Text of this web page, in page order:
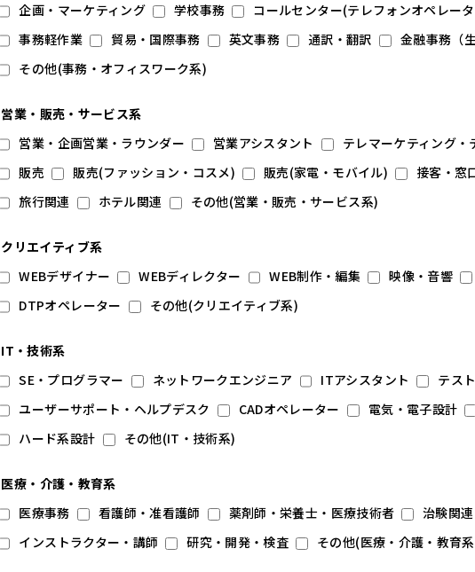
企画・マーケティング
学校事務 コールセンター(テレフォンオペレー
事務軽作業
貿易・国際事務 英文事務 通訳・翻訳
金融事務（
その他(事務・オフィスワーク系)
営業・販売・サービス系
営業・企画営業・ラウンダー
営業アシスタント テレマーケティング・
販売
販売(ファッション・コスメ) 販売(家電・モバイル) 接客・窓
旅行関連
ホテル関連 その他(営業・販売・サービス系)
クリエイティブ系
WEBデザイナー
WEBディレクター WEB制作・編集 映像・音響
DTPオペレーター
その他(クリエイティブ系)
IT・技術系
SE・プログラマー
ネットワークエンジニア ITアシスタント テス
ユーザーサポート・ヘルプデスク
CADオペレーター 電気・電子設計
ハード系設計
その他(IT・技術系)
医療・介護・教育系
医療事務
看護師・准看護師 薬剤師・栄養士・医療技術者 治験関連
インストラクター・講師
研究・開発・検査 その他(医療・介護・教育